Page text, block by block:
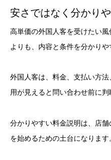
安さではなく分かり
高単価の外国人客を受けたい
よりも、内容と条件を分かりや
外国人客は、料金、支払い方
用が見えると問い合わせ前に判
分かりやすい料金説明は、店
を始めるための土台になります